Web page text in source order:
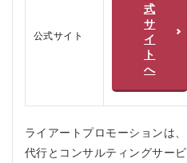
チ
ライ
アー
公式サイト
式
サ
イ
ト
へ
ライアートプロモーションは
代行とコンサルティングサー